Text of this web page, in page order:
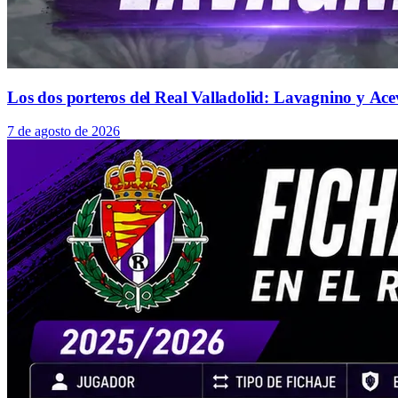
Los dos porteros del Real Valladolid: Lavagnino y
7 de agosto de 2026